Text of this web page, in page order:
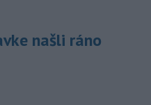
našli ráno